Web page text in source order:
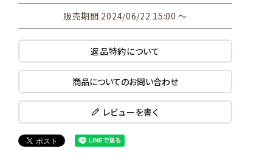
販売期間 2024/06/22 15:00〜
返品特約について
商品についてのお問い合わせ
レビューを書く